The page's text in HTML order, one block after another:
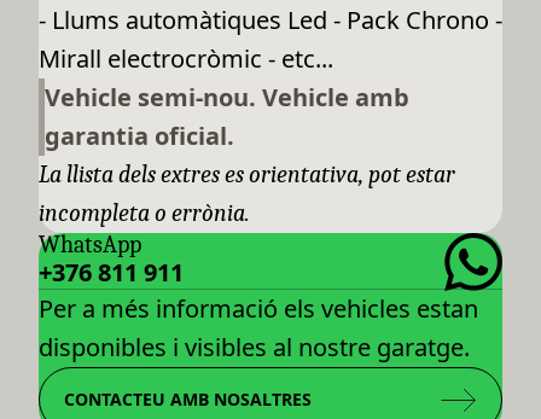
- Llums automàtiques Led - Pack Chrono -
Mirall electrocròmic - etc...
Vehicle semi-nou. Vehicle amb
garantia oficial.
La llista dels extres es orientativa, pot estar
incompleta o errònia.
WhatsApp
+376 811 911
Per a més informació els vehicles estan
disponibles i visibles al nostre garatge.
CONTACTEU AMB NOSALTRES